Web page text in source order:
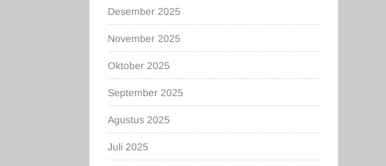
Desember 2025
November 2025
Oktober 2025
September 2025
Agustus 2025
Juli 2025